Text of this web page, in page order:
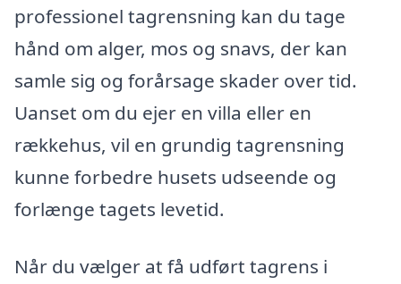
professionel tagrensning kan du tage
hånd om alger, mos og snavs, der kan
samle sig og forårsage skader over tid.
Uanset om du ejer en villa eller en
rækkehus, vil en grundig tagrensning
kunne forbedre husets udseende og
forlænge tagets levetid.
Når du vælger at få udført tagrens i